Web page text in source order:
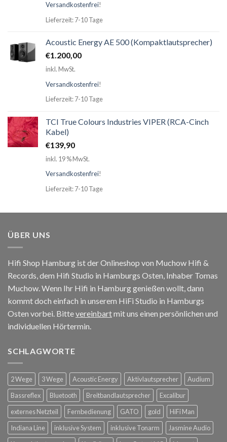
Versandkostenfrei!
Lieferzeit: 7-10 Tage
Acoustic Energy AE 500 (Kompaktlautsprecher)
€1.200,00
inkl. MwSt.
Versandkostenfrei!
Lieferzeit: 7-10 Tage
TCI True Colours Industries VIPER (RCA-Cinch
Kabel)
€139,90
inkl. 19 % MwSt.
Versandkostenfrei!
Lieferzeit: 7-10 Tage
ÜBER UNS
Hifi Shop Hamburg ist der Onlineshop von Muchow Hifi &
Records, dem Hifi Studio in Hamburgs Osten, Inhaber Tomas
Muchow. Wenn Ihr Hifi in Hamburg genießen wollt, dann
kommt doch einfach in unserem HiFi Studio in Hamburgs
Osten vorbei. Bittevereinbartmit uns einen persönlichen und
individuellen Hörtermin.
SCHLAGWORTE
2 Wege 3 Wege Acoustic Energy Aktivlautsprecher
Audium
Bassreflex
Bluetooth Breitbandlautsprecher
Excalibur
externes Netzteil
Fernbedienung GATO gold
HiFi Man
Indiana Line
inklusive System inklusive Tonarm
Jasmine Audio